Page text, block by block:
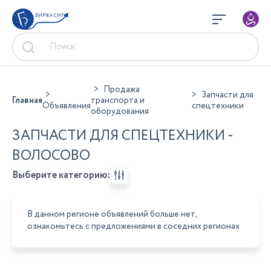
БИРЖА СНГ
ГлавнаяОбъявления
Продажа
транспорта и
оборудования
Запчасти для
спецтехники
ЗАПЧАСТИ ДЛЯ СПЕЦТЕХНИКИ -
ВОЛОСОВО
Выберите категорию:
В данном регионе объявлений больше нет,
ознакомьтесь с предложениями в соседних регионах